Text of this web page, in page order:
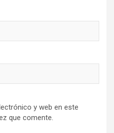
y web en este
que comente.